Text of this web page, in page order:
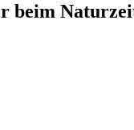
beim